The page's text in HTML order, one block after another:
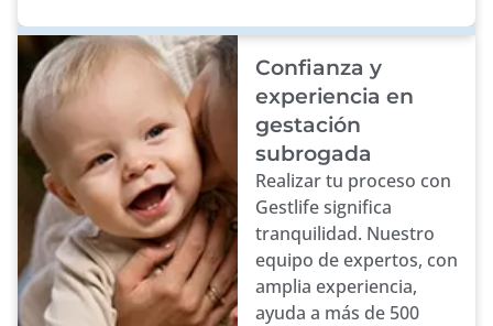
Confianza y
experiencia en
gestación
subrogada
Realizar tu proceso con
Gestlife significa
tranquilidad. Nuestro
equipo de expertos, con
amplia experiencia,
ayuda a más de 500